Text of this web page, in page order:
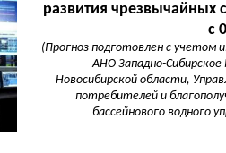
развития чрезвычайных
с
(Прогноз подготовлен с учетом
АНО Западно-
Новосибирской области,
потребителей и
бассейнового водного